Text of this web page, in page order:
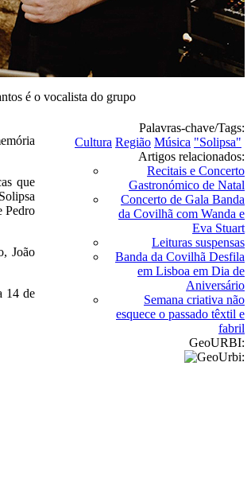
é o vocalista do grupo
que
Pedro
João
14 de
Palavras-chave/Tags:
Cultura Região Música "Solipsa"
Artigos relacionados:
Recitais e Concerto
Gastronómico de Natal
Concerto de Gala Banda
da Covilhã com Wanda e
Eva Stuart
Leituras suspensas
Banda da Covilhã Desfila
em Lisboa em Dia de
Aniversário
Semana criativa não
esquece o passado têxtil e
fabril
GeoURBI: